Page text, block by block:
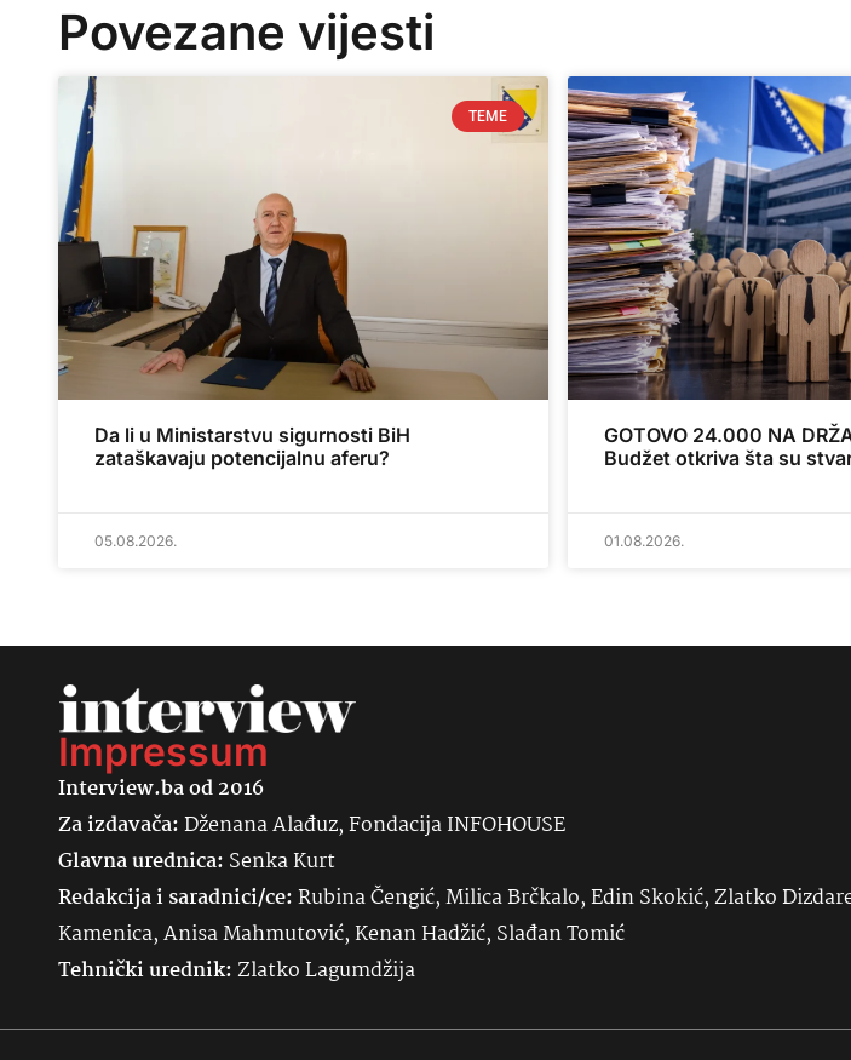
Povezane vijesti
TEME
Da li u Ministarstvu sigurnosti BiH
zataškavaju potencijalnu aferu?
05.08.2026.
GOTOVO 24.000 NA
Budžet otkriva šta su
01.08.2026.
Impressum
Interview.ba od 2016
Za izdavača:Dženana Alađuz, Fondacija INFOHOUSE
Glavna urednica: SenkaKurt
Redakcija i saradnici/ce:Rubina Čengić, Milica Brčkalo, Edin Skokić, Zlatko
Kamenica, Anisa Mahmutović, Kenan Hadžić, Slađan Tomić
Tehnički urednik:Zlatko Lagumdžija